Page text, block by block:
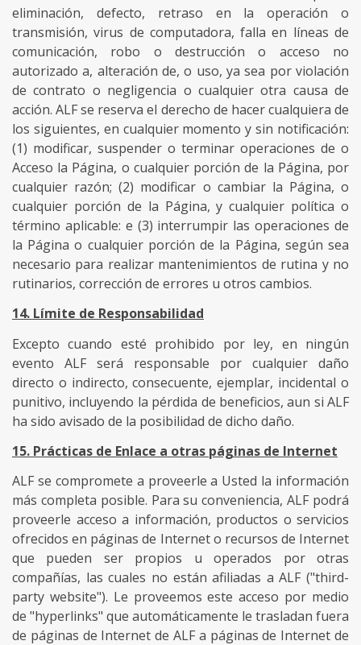
eliminación, defecto, retraso en la operación o
transmisión, virus de computadora, falla en líneas de
comunicación, robo o destrucción o acceso no
autorizado a, alteración de, o uso, ya sea por violación
de contrato o negligencia o cualquier otra causa de
acción. ALF se reserva el derecho de hacer cualquiera de
los siguientes, en cualquier momento y sin notificación:
(1) modificar, suspender o terminar operaciones de o
Acceso la Página, o cualquier porción de la Página, por
cualquier razón; (2) modificar o cambiar la Página, o
cualquier porción de la Página, y cualquier política o
término aplicable: e (3) interrumpir las operaciones de
la Página o cualquier porción de la Página, según sea
necesario para realizar mantenimientos de rutina y no
rutinarios, corrección de errores u otros cambios.
14. Límite de Responsabilidad
Excepto cuando esté prohibido por ley, en ningún
evento ALF será responsable por cualquier daño
directo o indirecto, consecuente, ejemplar, incidental o
punitivo, incluyendo la pérdida de beneficios, aun si ALF
ha sido avisado de la posibilidad de dicho daño.
15. Prácticas de Enlace a otras páginas de Internet
ALF se compromete a proveerle a Usted la información
más completa posible. Para su conveniencia, ALF podrá
proveerle acceso a información, productos o servicios
ofrecidos en páginas de Internet o recursos de Internet
que pueden ser propios u operados por otras
compañías, las cuales no están afiliadas a ALF ("third-
party website"). Le proveemos este acceso por medio
de "hyperlinks" que automáticamente le trasladan fuera
de páginas de Internet de ALF a páginas de Internet de